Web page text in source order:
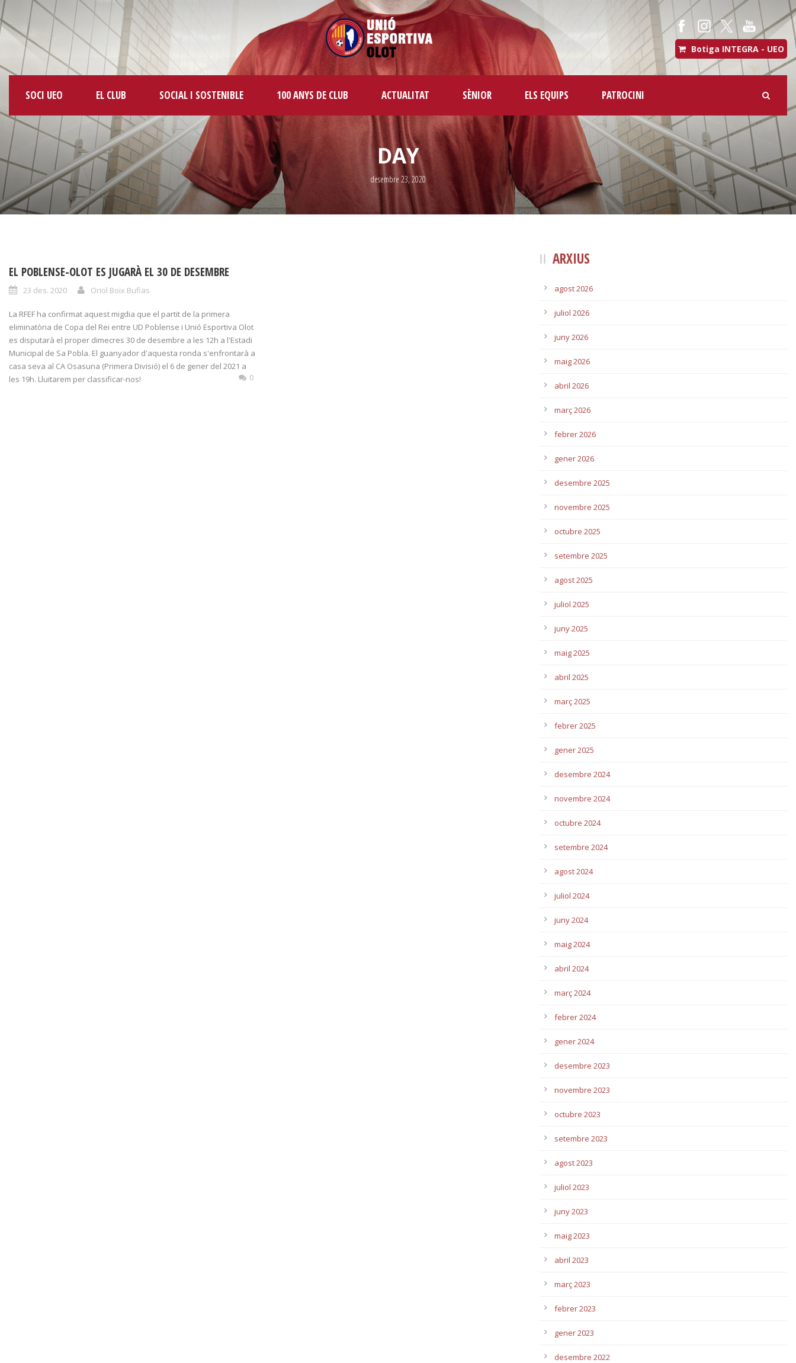
Botiga INTEGRA - UEO
SOCI UEO EL CLUB SOCIAL I SOSTENIBLE 100 ANYS DE CLUB ACTUALITAT SÈNIOR ELS EQUIPS PATROCINI
DAY
desembre 23, 2020
EL POBLENSE-OLOT ES JUGARÀ EL 30 DE DESEMBRE
23 des. 2020 Oriol Boix Bufias
La RFEF ha confirmat aquest migdia que el partit de la primera
eliminatòria de Copa del Rei entre UD Poblense i Unió Esportiva Olot
es disputarà el proper dimecres 30 de desembre a les 12h a l'Estadi
Municipal de Sa Pobla. El guanyador d'aquesta ronda s'enfrontarà a
casa seva al CA Osasuna (Primera Divisió) el 6 de gener del 2021 a
les 19h. Lluitarem per classificar-nos!
0
ARXIUS
agost 2026
juliol 2026
juny 2026
maig 2026
abril 2026
març 2026
febrer 2026
gener 2026
desembre 2025
novembre 2025
octubre 2025
setembre 2025
agost 2025
juliol 2025
juny 2025
maig 2025
abril 2025
març 2025
febrer 2025
gener 2025
desembre 2024
novembre 2024
octubre 2024
setembre 2024
agost 2024
juliol 2024
juny 2024
maig 2024
abril 2024
març 2024
febrer 2024
gener 2024
desembre 2023
novembre 2023
octubre 2023
setembre 2023
agost 2023
juliol 2023
juny 2023
maig 2023
abril 2023
març 2023
febrer 2023
gener 2023
desembre 2022